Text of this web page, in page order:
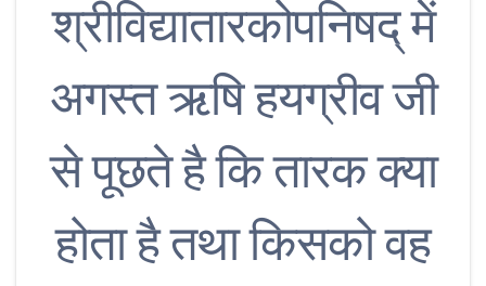
श्रीविद्यातारकोपनिषद् में
अगस्त ऋषि हयग्रीव जी
से पूछते है कि तारक क्या
होता है तथा किसको वह